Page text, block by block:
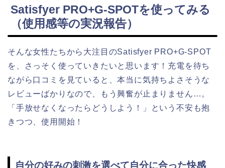
Satisfyer PRO+G-SPOTを使ってみる
（使用感等の実況報告）
そんな女性たちから大注目のSatisfyer PRO+G-SPOT
を、さっそく使っていきたいと思います！充電を待ち
ながら口コミを見ていると、本当に気持ちよさそうな
レビューばかりなので、もう興奮が止まりません…。
「手放せなくなったらどうしよう！」という不安も抱
きつつ、使用開始！
自分の好みの刺激を選べて自分に合った快感